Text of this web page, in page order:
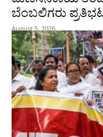
ಬೆಂಬಲಿಗರು
August 5, 2026